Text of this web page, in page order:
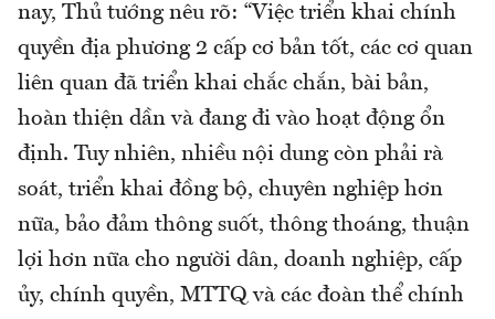
nay, Thủ tướng nêu rõ: “Việc triển khai chính
quyền địa phương 2 cấp cơ bản tốt, các cơ quan
liên quan đã triển khai chắc chắn, bài bản,
hoàn thiện dần và đang đi vào hoạt động ổn
định. Tuy nhiên, nhiều nội dung còn phải rà
soát, triển khai đồng bộ, chuyên nghiệp hơn
nữa, bảo đảm thông suốt, thông thoáng, thuận
lợi hơn nữa cho người dân, doanh nghiệp, cấp
ủy, chính quyền, MTTQ và các đoàn thể chính